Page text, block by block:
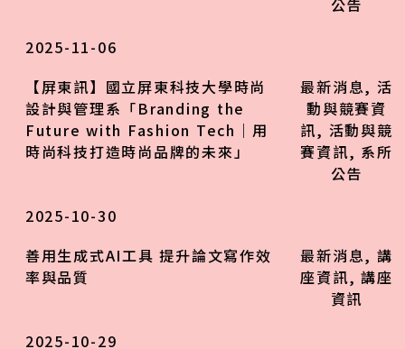
公告
2025-11-06
【屏東訊】國立屏東科技大學時尚
設計與管理系「Branding the
Future with Fashion Tech｜用
時尚科技打造時尚品牌的未來」
最新消息, 活
動與競賽資
訊, 活動與競
賽資訊, 系所
公告
2025-10-30
善用生成式AI工具 提升論文寫作效
率與品質
最新消息, 講
座資訊,講座
資訊
2025-10-29